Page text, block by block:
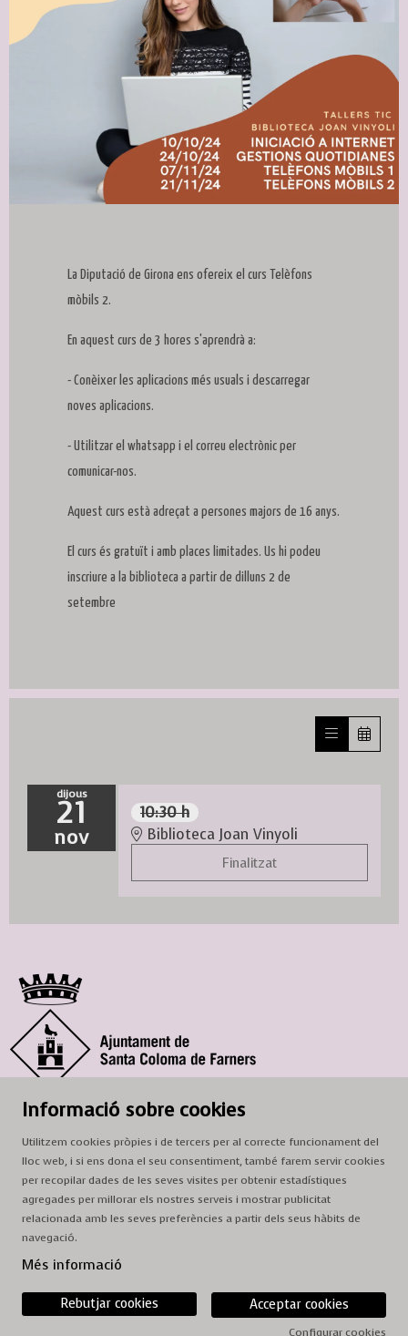
La Diputació de Girona ens ofereix el curs Telèfons
mòbils 2.
En aquest curs de 3 hores s'aprendrà a:
- Conèixer les aplicacions més usuals i descarregar
noves aplicacions.
- Utilitzar el whatsapp i el correu electrònic per
comunicar-nos.
Aquest curs està adreçat a persones majors de 16 anys.
El curs és gratuït i amb places limitades. Us hi podeu
inscriure a la biblioteca a partir de dilluns 2 de
setembre
dijous
21
nov
10:30 h
Biblioteca Joan Vinyoli
Finalitzat
© Ajuntament de Santa Coloma de Farners
: de dilluns a dissabte, de 9 a 13 h.
Adreça: c. del Prat, 16, 17430 Santa Coloma de Farners
A/e:cultura@scf.cat
Sitemap
Informació sobre cookies
Utilitzem cookies pròpies i de tercers per al correcte funcionament del
lloc web, i si ens dona el seu consentiment, també farem servir cookies
per recopilar dades de les seves visites per obtenir estadístiques
agregades per millorar els nostres serveis i mostrar publicitat
relacionada amb les seves preferències a partir dels seus hàbits de
navegació.
Més informació
Acceptar cookies
Rebutjar cookies
Configurar cookies